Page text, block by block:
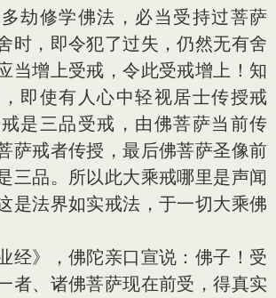
劫修学佛法，必当受持过菩萨
时，即令犯了过失，仍然无有舍
当增上受戒，令此受戒增上！知
即使有人心中轻视居士传授戒
是三品受戒，由佛菩萨当前传
萨戒者传授，最后佛菩萨圣像前
三品。所以此大乘戒哪里是声闻
是法界如实戒法，于一切大乘佛
经》，佛陀亲口宣说：佛子！受
者、诸佛菩萨现在前受，得真实